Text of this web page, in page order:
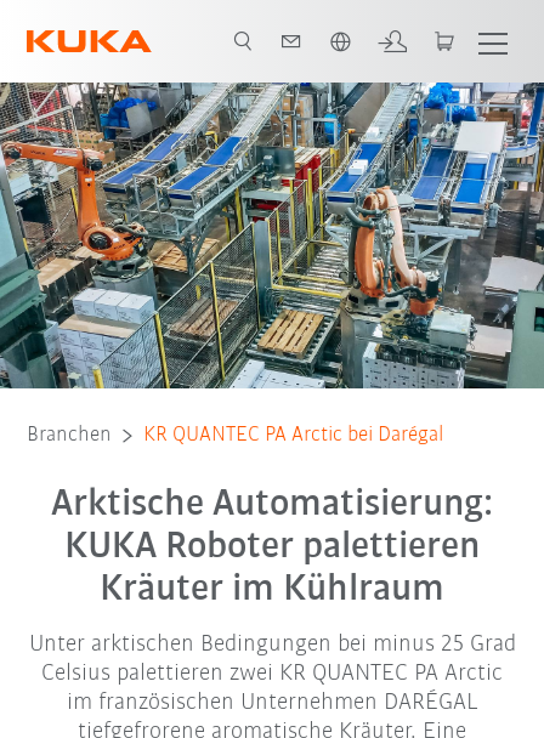
Video Software Kontakt E-Book Alle System Partner
Branchen KR QUANTEC PA Arctic bei Darégal
Arktische Automatisierung:
KUKA Roboter palettieren
Kräuter im Kühlraum
Unter arktischen Bedingungen bei minus 25 Grad
Celsius palettieren zwei KR QUANTEC PA Arctic
im französischen Unternehmen DARÉGAL
tiefgefrorene aromatische Kräuter. Eine